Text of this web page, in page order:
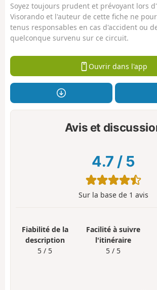
Soyez toujours prudent et prévoyant lors
Visorando et l'auteur de cette fiche ne
tenus responsables en cas d'accident ou
quelconque survenu sur ce circuit.
Ouvrir dans l'app
Avis et
4.7 / 5
Sur la base de 1 avis
Fiabilité de la
description
5 / 5
Facilité à suivre
l'itinéraire
5 / 5